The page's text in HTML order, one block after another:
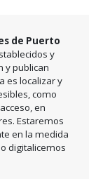
de Puerto
y
y publican
es localizar y
como
en
Estaremos
en la medida
digitalicemos